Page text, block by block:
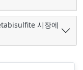
시장에